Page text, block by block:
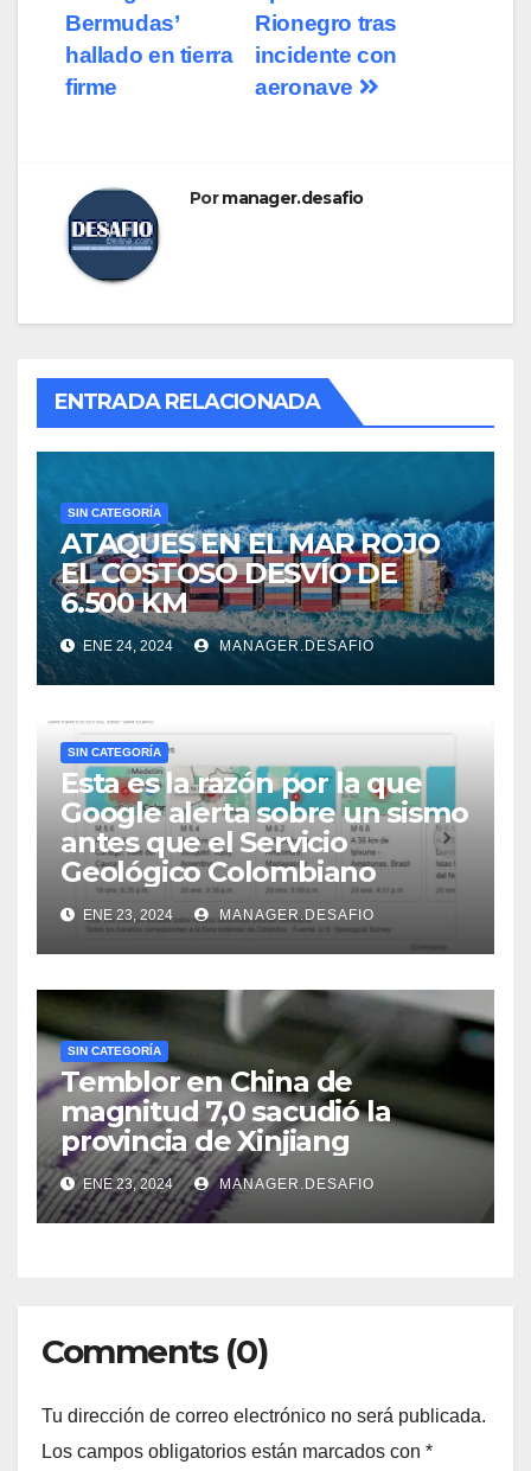
Rionegro tras
incidente con
aeronave
Bermudas’
hallado en tierra
firme
Pormanager.desafio
ENTRADA RELACIONADA
SIN CATEGORÍA
ATAQUES EN EL MAR ROJO
EL COSTOSO DESVÍO DE
6.500 KM
ENE 24, 2024 MANAGER.DESAFIO
SIN CATEGORÍA
Esta es la razón por la que
Google alerta sobre un sismo
antes que el Servicio
Geológico Colombiano
ENE 23, 2024 MANAGER.DESAFIO
SIN CATEGORÍA
Temblor en China de
magnitud 7,0 sacudió la
provincia de Xinjiang
ENE 23, 2024 MANAGER.DESAFIO
Comments (0)
Tu dirección de correo electrónico no será publicada.
Los campos obligatorios están marcados con *